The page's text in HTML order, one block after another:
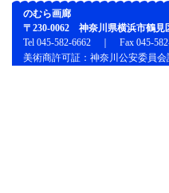
のむら画廊
〒230-0062 神奈川県横浜市鶴見
Tel 045-582-6662 ｜ Fax 045-
美術商許可証：神奈川公安委員会